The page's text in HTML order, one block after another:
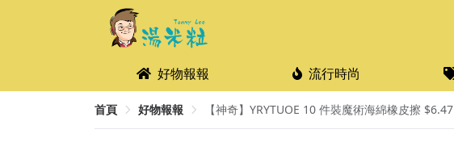
好物報報 流行時尚
首頁 好物報報 【神奇】YRYTUOE 10 件裝魔術海綿橡皮擦 $6.47